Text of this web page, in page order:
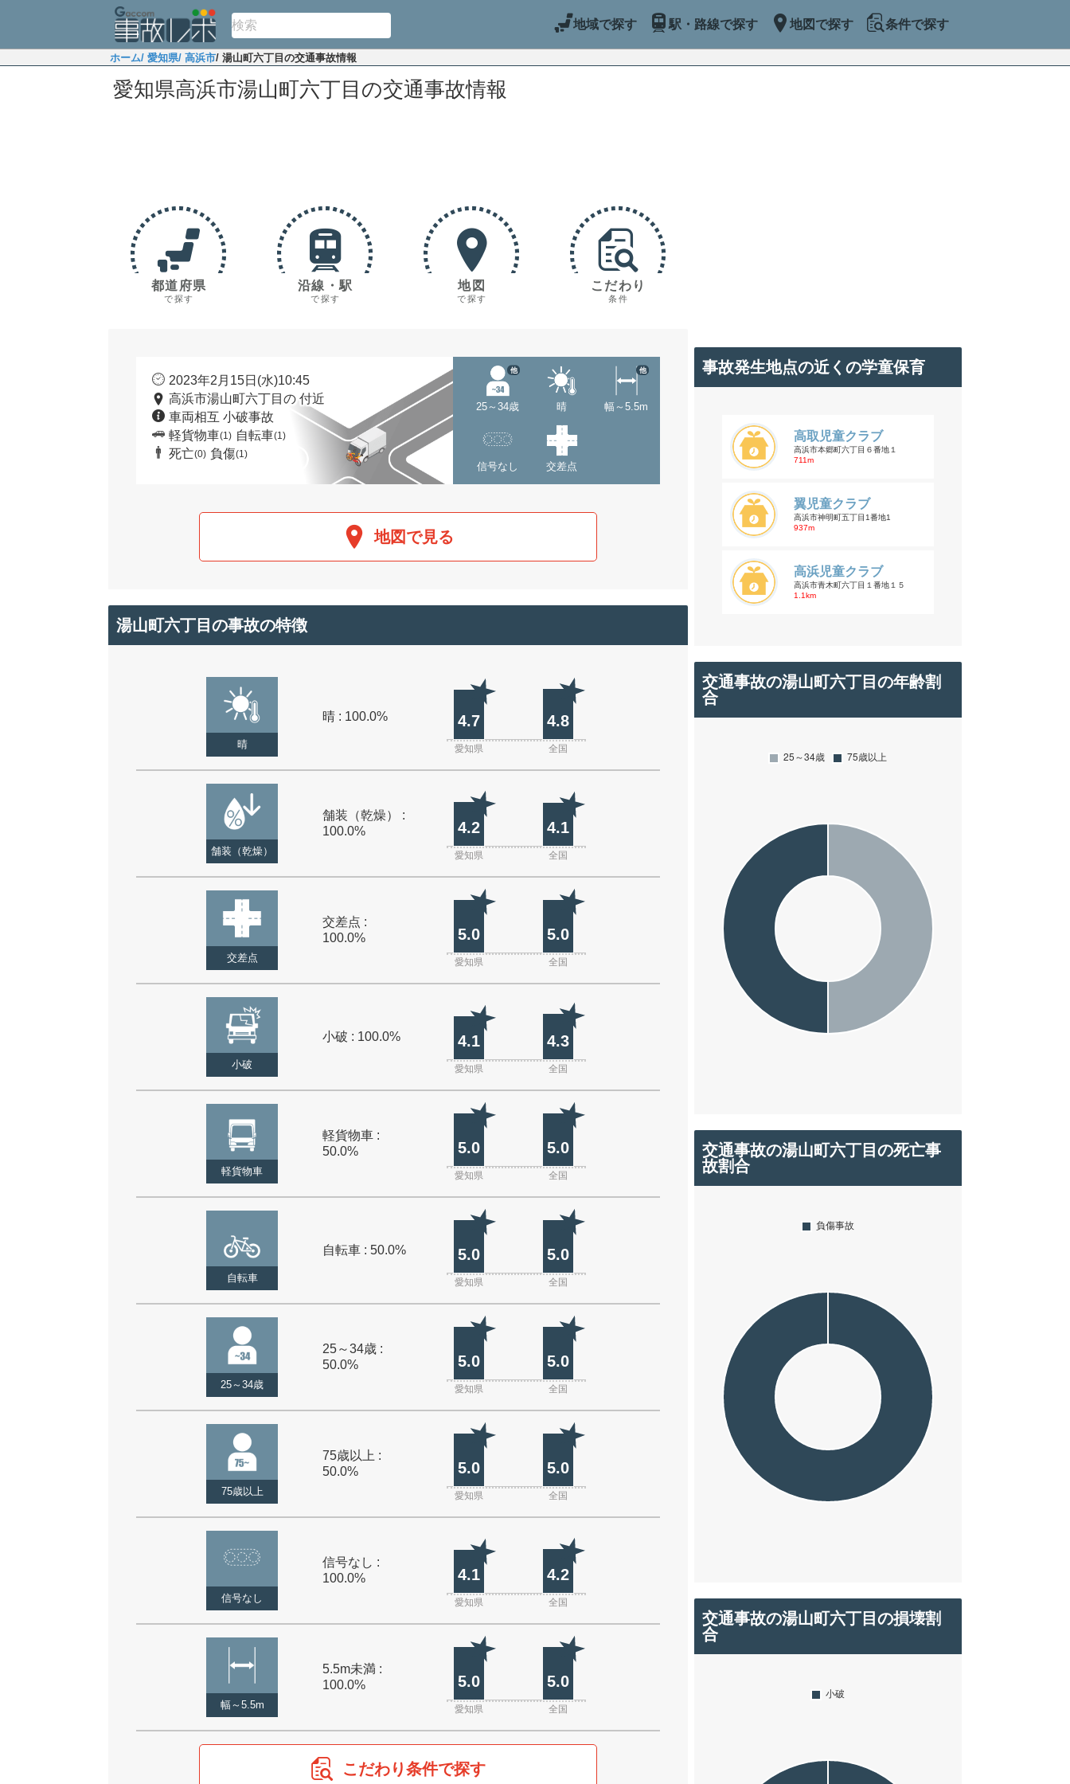
地域で探す 駅・路線で探す 地図で探す 条件で探す
ホーム/ 愛知県/ 高浜市/ 湯山町六丁目の交通事故情報
愛知県高浜市湯山町六丁目の交通事故情報
都道府県
で探す
沿線・駅
で探す
地図
で探す
こだわり
条件
2023年2月15日(水)10:45
高浜市湯山町六丁目の 付近
車両相互 小破事故
軽貨物車(1) 自転車(1)
死亡(0) 負傷(1)
25～34歳
他
晴 幅～5.5m
他
信号なし 交差点
地図で見る
湯山町六丁目の事故の特徴
晴
晴 : 100.0% 4.7 4.8
愛知県 全国
舗装（乾燥）
舗装（乾燥） :
100.0%
4.2 4.1
愛知県 全国
交差点
交差点 :
100.0%
5.0 5.0
愛知県 全国
小破
小破 : 100.0% 4.1 4.3
愛知県 全国
軽貨物車
軽貨物車 :
50.0%
5.0 5.0
愛知県 全国
自転車
自転車 : 50.0% 5.0 5.0
愛知県 全国
25～34歳
25～34歳 :
50.0%
5.0 5.0
愛知県 全国
75歳以上
75歳以上 :
50.0%
5.0 5.0
愛知県 全国
信号なし
信号なし :
100.0%
4.1 4.2
愛知県 全国
幅～5.5m
5.5m未満 :
100.0%
5.0 5.0
愛知県 全国
こだわり条件で探す
事故発生地点の近くの学童保育
高取児童クラブ
高浜市本郷町六丁目６番地１
711m
翼児童クラブ
高浜市神明町五丁目1番地1
937m
高浜児童クラブ
高浜市青木町六丁目１番地１５
1.1km
交通事故の湯山町六丁目の年齢割
合
交通事故の湯山町六丁目の死亡事
故割合
交通事故の湯山町六丁目の損壊割
合